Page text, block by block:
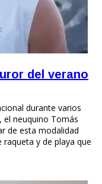
del verano
durante varios
el neuquino Tomás
de esta modalidad
y de playa que